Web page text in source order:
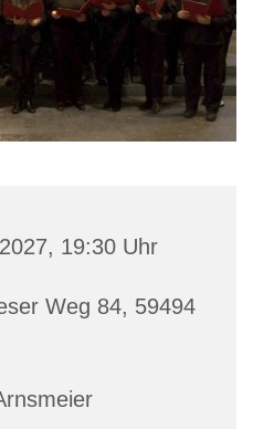
19:30 Uhr
Weg 84, 59494